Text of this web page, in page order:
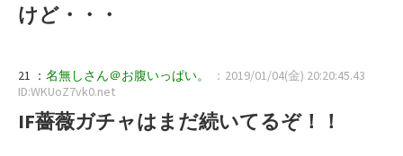
けど・・・
21 ： 名無しさん＠お腹いっぱい。
：2019/01/04(金) 20:20:45.43
ID:WKUoZ7vk0.net
IF薔薇ガチャはまだ続いてるぞ！！